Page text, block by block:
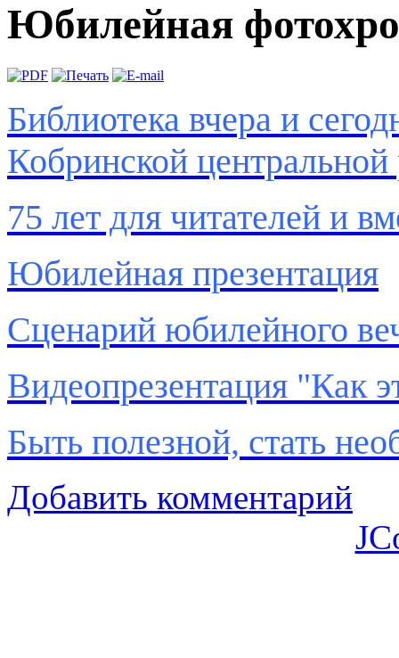
Юбилейная
Библиотека вчера и
Кобринской
75 лет для читателей и
Юбилейная презентация
Сценарий юбилейного
Видеопрезентация "Как
Быть полезной, стать
Добавить комментарий